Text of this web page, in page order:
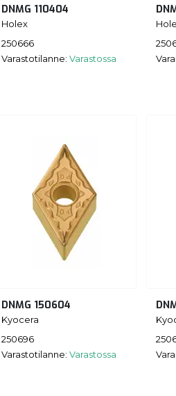
DNMG 110404
Holex
250666
Varastotilanne: Varastossa
DNMG 150604
Kyocera
250696
Varastotilanne: Varastossa